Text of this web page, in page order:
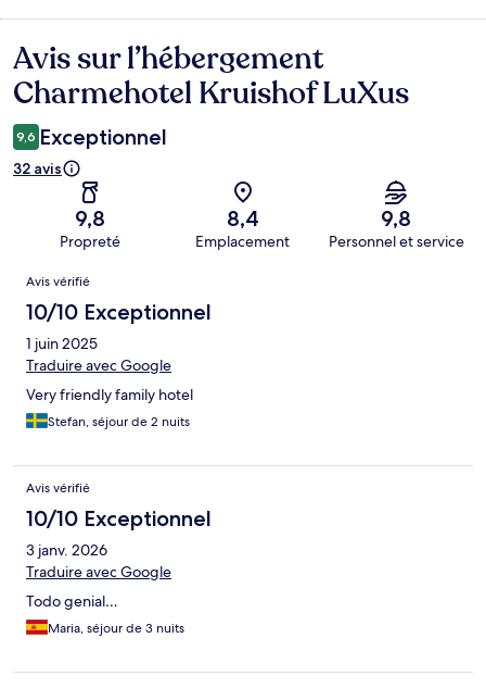
Avis
Avis sur l’hébergement
Charmehotel Kruishof LuXus
9,6 Exceptionnel
32 avis
9,8
Propreté
8,4
Emplacement
9,8
Personnel et service
Avis
Avis vérifié
10/10 Exceptionnel
1 juin 2025
Traduire avec Google
Very friendly family hotel
Stefan, séjour de 2 nuits
Avis vérifié
10/10 Exceptionnel
3 janv. 2026
Traduire avec Google
Todo genial…
Maria, séjour de 3 nuits